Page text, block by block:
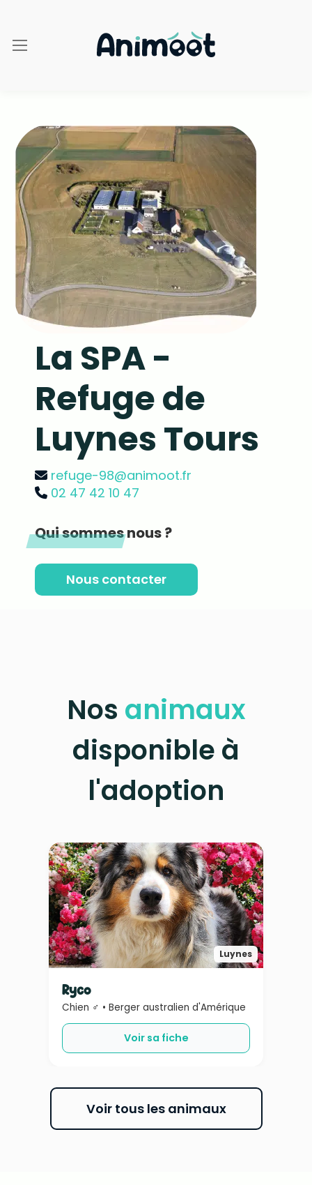
La SPA -
Refuge de
Luynes Tours
refuge-98@animoot.fr
02 47 42 10 47
Qui sommes nous ?
Nous contacter
Nos animaux
disponible à
l'adoption
Luynes
Ryco
Chien ♂ • Berger australien d'Amérique
Voir sa fiche
Voir tous les animaux